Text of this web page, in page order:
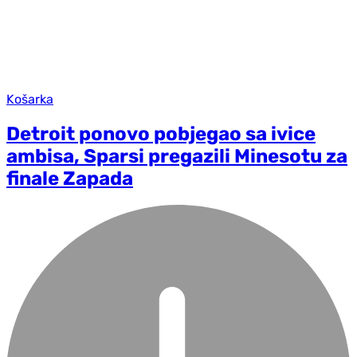
Košarka
Detroit ponovo pobjegao sa ivice
ambisa, Sparsi pregazili Minesotu za
finale Zapada